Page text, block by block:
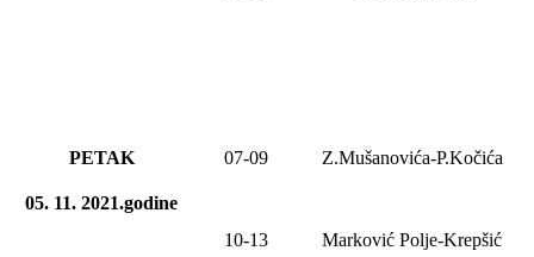
PETAK
05. 11. 2021.godine
07-09 Z.Mušanovića-P.Kočića
10-13 Marković Polje-Krepšić